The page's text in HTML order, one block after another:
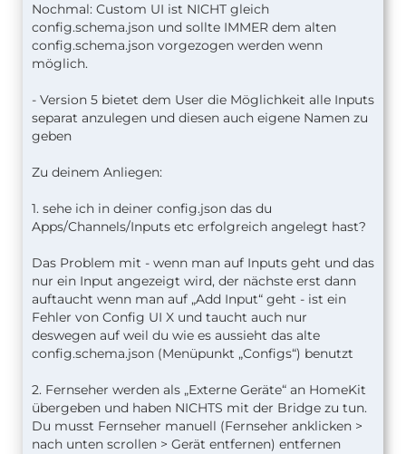
Input zeigt nur ein Input an
nach jedem klick auf Add Input wird der nächste
Input mit angezeigt
so ist es bei allen Einstellungen
Nochmal: Custom UI ist NICHT gleich
config.schema.json und sollte IMMER dem alten
config.schema.json vorgezogen werden wenn
möglich.
- Version 5 bietet dem User die Möglichkeit alle Inputs
separat anzulegen und diesen auch eigene Namen zu
geben
Zu deinem Anliegen:
1. sehe ich in deiner config.json das du
Apps/Channels/Inputs etc erfolgreich angelegt hast?
Das Problem mit - wenn man auf Inputs geht und das
nur ein Input angezeigt wird, der nächste erst dann
auftaucht wenn man auf „Add Input“ geht - ist ein
Fehler von Config UI X und taucht auch nur
deswegen auf weil du wie es aussieht das alte
config.schema.json (Menüpunkt „Configs“) benutzt
2. Fernseher werden als „Externe Geräte“ an HomeKit
übergeben und haben NICHTS mit der Bridge zu tun.
Du musst Fernseher manuell (Fernseher anklicken >
nach unten scrollen > Gerät entfernen) entfernen